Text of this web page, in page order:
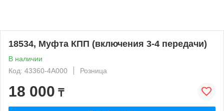
18534, Муфта КПП (включения 3-4 передачи)
В наличии
Код: 43360-4A000
Розница
18 000 ₸